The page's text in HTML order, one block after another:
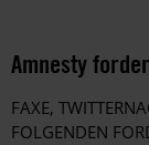
Amnesty
FAXE,
FOLGENDEN